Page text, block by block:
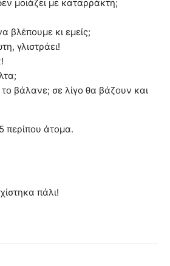
μοιάζει με καταρράκτη;
βλέπουμε κι εμείς;
γλιστράει!
βάλανε; σε λίγο θα βάζουν και
περίπου άτομα.
πάλι!